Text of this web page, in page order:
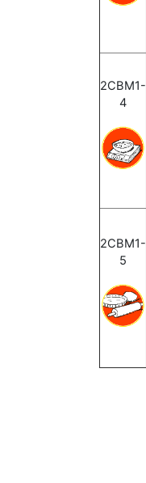
2CBM1-
4
2CBM1-
5